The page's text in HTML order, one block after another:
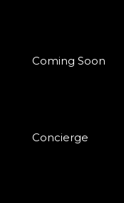
Coming Soon
Concierge